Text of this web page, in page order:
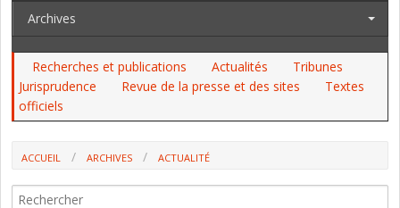
Archives
Recherches et publications Actualités
Tribunes
Jurisprudence
Revue de la presse et des sites
Textes
officiels
ACCUEIL ARCHIVES
ACTUALITÉ